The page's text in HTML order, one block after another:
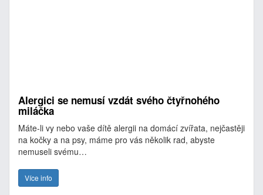
Alergici se nemusí vzdát svého čtyřnohého
miláčka
Máte-li vy nebo vaše dítě alergii na domácí zvířata, nejčastěji
na kočky a na psy, máme pro vás několik rad, abyste
nemuseli svému…
Více info